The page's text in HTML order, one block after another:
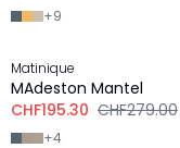
+9
-30%
Matinique
MAdeston Mantel
CHF195.30 CHF279.00
+4